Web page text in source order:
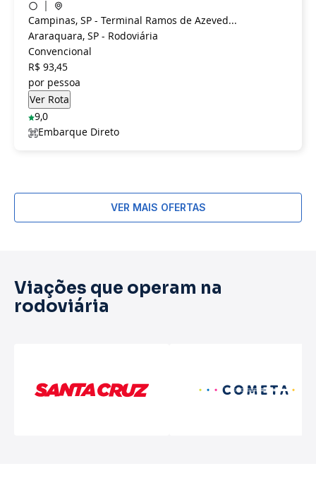
Campinas, SP - Terminal Ramos de Azeved...
Araraquara, SP - Rodoviária
Convencional
R$ 93,45
por pessoa
9,0
Embarque Direto
VER MAIS OFERTAS
Viações que operam na
rodoviária